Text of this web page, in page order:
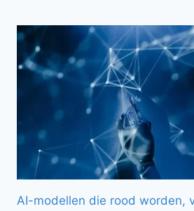
AI-modellen die rood worden,